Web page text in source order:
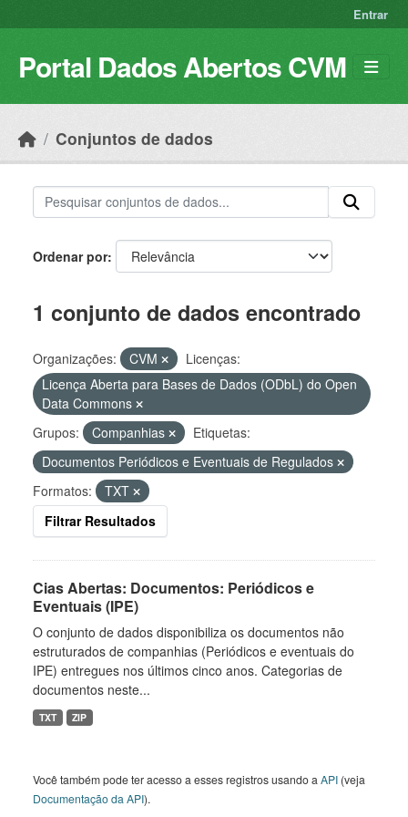
Entrar
Portal Dados Abertos CVM
Conjuntos de dados
Ordenar por
1 conjunto de dados encontrado
Organizações: CVM
Licenças:
Licença Aberta para Bases de Dados (ODbL) do Open
Data Commons
Grupos:
Companhias
Etiquetas:
Documentos Periódicos e Eventuais de Regulados
Formatos:
TXT
Filtrar Resultados
Cias Abertas: Documentos: Periódicos e
Eventuais (IPE)
O conjunto de dados disponibiliza os documentos não
estruturados de companhias (Periódicos e eventuais do
IPE) entregues nos últimos cinco anos. Categorias de
documentos neste...
TXT ZIP
Você também pode ter acesso a esses registros usando a API (veja
Documentação da API).